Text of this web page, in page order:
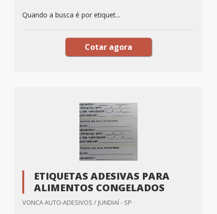
Quando a busca é por etiquet...
Cotar agora
ETIQUETAS ADESIVAS PARA
ALIMENTOS CONGELADOS
VONCA AUTO-ADESIVOS / JUNDIAÍ - SP